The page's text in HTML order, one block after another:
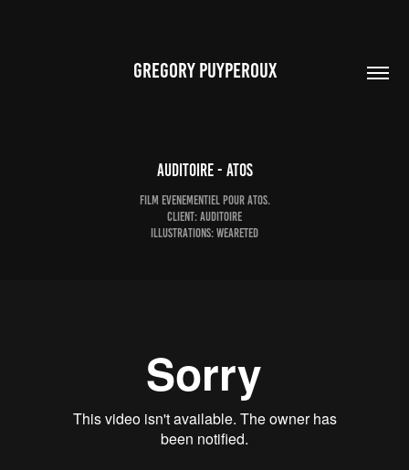
GREGORY PUYPEROUX
AUDITOIRE - ATOS
Film evenementiel pour ATOS.
Client: auditoire
illustrations: weareted